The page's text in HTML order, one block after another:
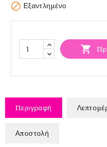
 Εξαντλημένο

Περιγραφή
Αποστολή